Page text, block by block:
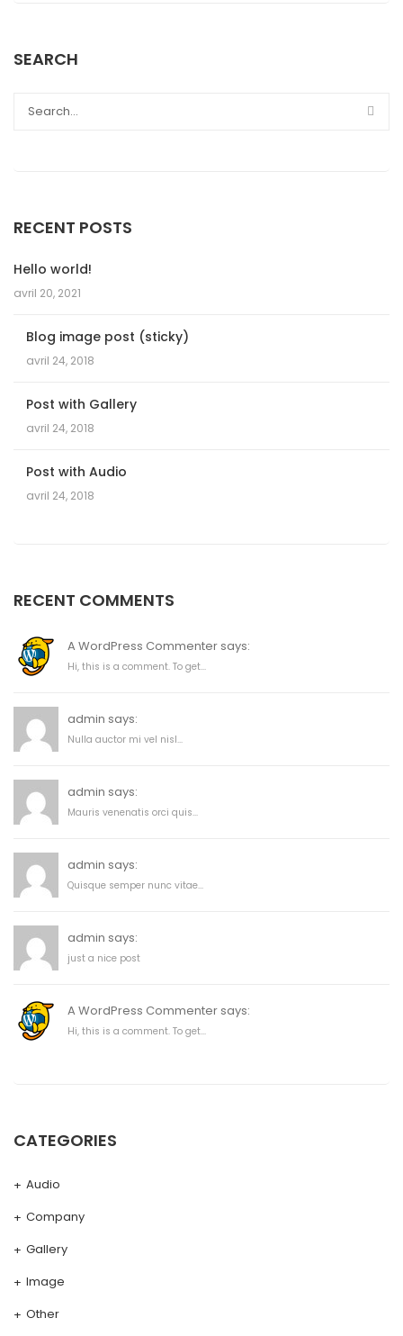
SEARCH
RECENT POSTS
Hello world!
avril 20, 2021
Blog image post (sticky)
avril 24, 2018
Post with Gallery
avril 24, 2018
Post with Audio
avril 24, 2018
RECENT COMMENTS
A WordPress Commenter says:
Hi, this is a comment. To get...
admin says:
Nulla auctor mi vel nisl...
admin says:
Mauris venenatis orci quis...
admin says:
Quisque semper nunc vitae...
admin says:
just a nice post
A WordPress Commenter says:
Hi, this is a comment. To get...
CATEGORIES
Audio
Company
Gallery
Image
Other